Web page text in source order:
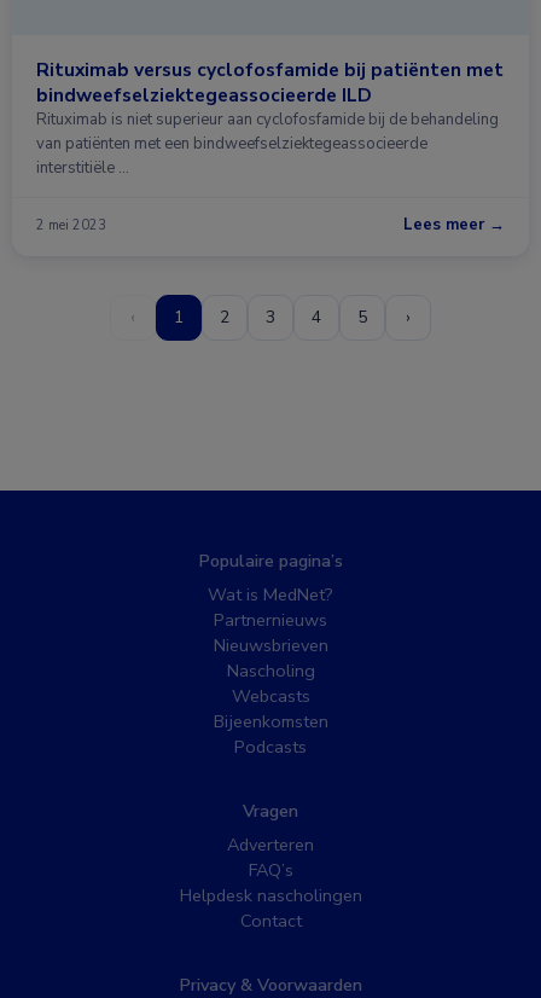
Rituximab versus cyclofosfamide bij patiënten met
bindweefselziektegeassocieerde ILD
Rituximab is niet superieur aan cyclofosfamide bij de behandeling
van patiënten met een bindweefselziektegeassocieerde
interstitiële …
2 mei 2023 Lees meer →
‹ 1 2 3 4 5 ›
Populaire pagina’s
Wat is MedNet?
Partnernieuws
Nieuwsbrieven
Nascholing
Webcasts
Bijeenkomsten
Podcasts
Vragen
Adverteren
FAQ’s
Helpdesk nascholingen
Contact
Privacy & Voorwaarden